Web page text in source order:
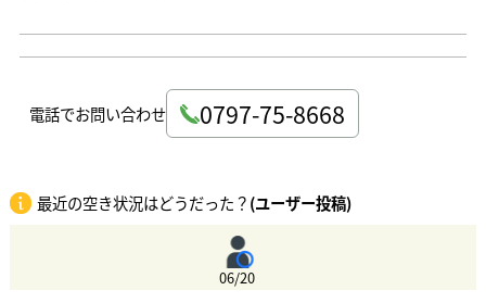
電話でお問い合わせ 0797-75-8668
最近の空き状況はどうだった？(ユーザー投稿)
06/20